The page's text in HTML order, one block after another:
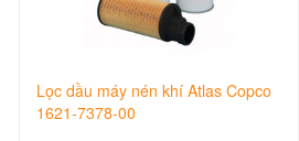
Lọc dầu máy nén khí Atlas Copco
1621-7378-00